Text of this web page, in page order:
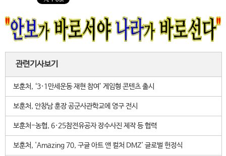
관련기사보기
보훈처, ‘3·1만세운동 재현 참여’ 게임형 콘텐츠 출시
보훈처, 안창남 훈장 공군사관학교에 영구 전시
보훈처-농협, 6·25참전유공자 장수사진 제작 등 협력
보훈처, 'Amazing 70, 구글 아트 앤 컬처 DMZ' 글로벌 헌정식